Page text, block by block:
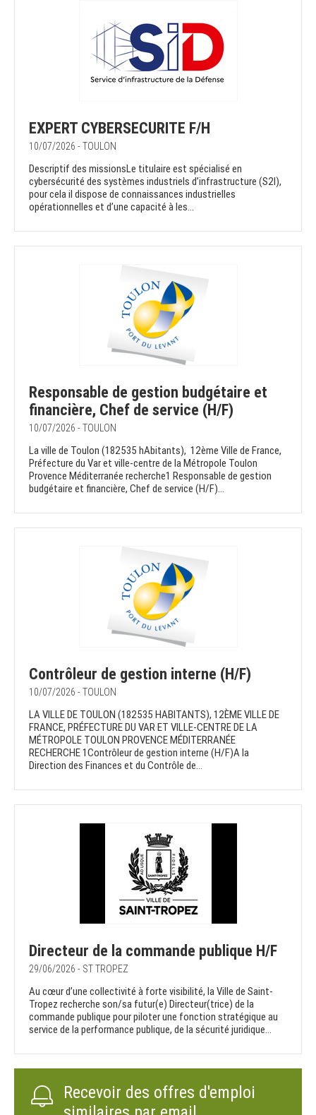
EXPERT CYBERSECURITE F/H
10/07/2026 - TOULON
Descriptif des missionsLe titulaire est spécialisé en
cybersécurité des systèmes industriels d’infrastructure (S2I),
pour cela il dispose de connaissances industrielles
opérationnelles et d’une capacité à les...
Responsable de gestion budgétaire et
financière, Chef de service (H/F)
10/07/2026 - TOULON
La ville de Toulon (182535 hAbitants), 12ème Ville de France,
Préfecture du Var et ville-centre de la Métropole Toulon
Provence Méditerranée recherche1 Responsable de gestion
budgétaire et financière, Chef de service (H/F)...
Contrôleur de gestion interne (H/F)
10/07/2026 - TOULON
LA VILLE DE TOULON (182535 HABITANTS), 12ÈME VILLE DE
FRANCE, PRÉFECTURE DU VAR ET VILLE-CENTRE DE LA
MÉTROPOLE TOULON PROVENCE MÉDITERRANÉE
RECHERCHE 1Contrôleur de gestion interne (H/F)A la
Direction des Finances et du Contrôle de...
Directeur de la commande publique H/F
29/06/2026 - ST TROPEZ
Au cœur d’une collectivité à forte visibilité, la Ville de Saint-
Tropez recherche son/sa futur(e) Directeur(trice) de la
commande publique pour piloter une fonction stratégique au
service de la performance publique, de la sécurité juridique...
Recevoir des offres d'emploi